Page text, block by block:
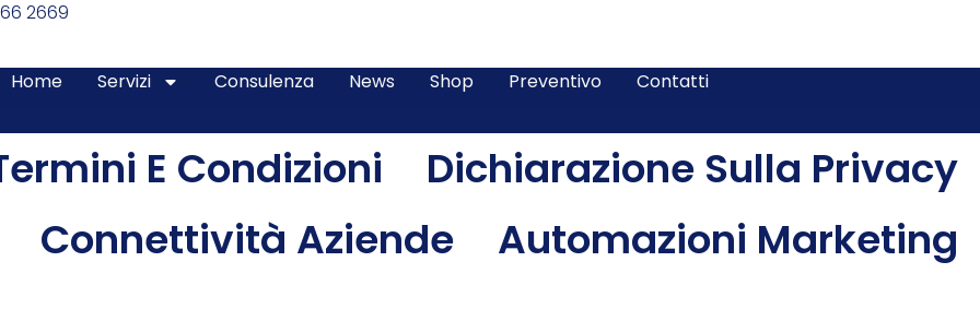
2669
Home Servizi Consulenza News Shop Preventivo Contatti
E Condizioni
Dichiarazione Sulla Privacy
Connettività Aziende
Automazioni Marketing